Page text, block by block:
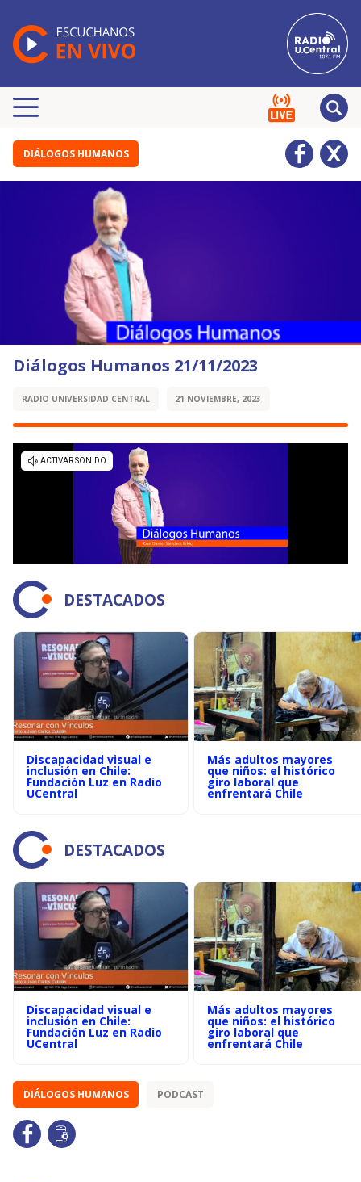
DIÁLOGOS HUMANOS
Diálogos Humanos 21/11/2023
RADIO UNIVERSIDAD CENTRAL 21 NOVIEMBRE, 2023
DESTACADOS
Discapacidad visual e
inclusión en Chile:
Fundación Luz en Radio
UCentral
Más adultos mayores
que niños: el histórico
giro laboral que
enfrentará Chile
DESTACADOS
Discapacidad visual e
inclusión en Chile:
Fundación Luz en Radio
UCentral
Más adultos mayores
que niños: el histórico
giro laboral que
enfrentará Chile
DIÁLOGOS HUMANOS PODCAST